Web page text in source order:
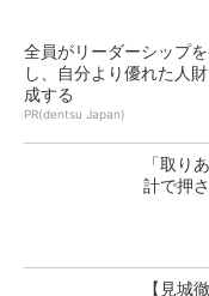
全員がリーダーシップ
し、自分より優れた人
成する
PR(dentsu Japan)
「取り
計で押
【見城